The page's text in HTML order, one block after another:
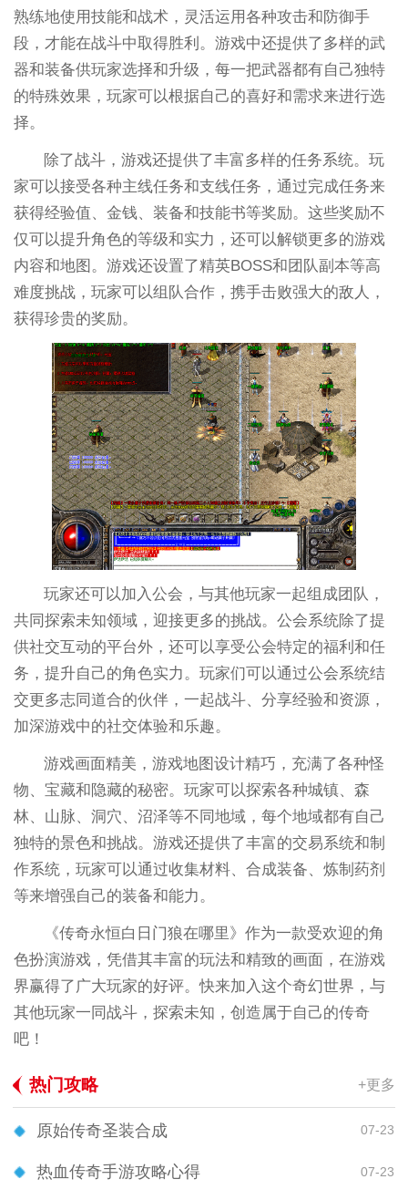
熟练地使用技能和战术，灵活运用各种攻击和防御手
段，才能在战斗中取得胜利。游戏中还提供了多样的武
器和装备供玩家选择和升级，每一把武器都有自己独特
的特殊效果，玩家可以根据自己的喜好和需求来进行选
择。
除了战斗，游戏还提供了丰富多样的任务系统。玩
家可以接受各种主线任务和支线任务，通过完成任务来
获得经验值、金钱、装备和技能书等奖励。这些奖励不
仅可以提升角色的等级和实力，还可以解锁更多的游戏
内容和地图。游戏还设置了精英BOSS和团队副本等高
难度挑战，玩家可以组队合作，携手击败强大的敌人，
获得珍贵的奖励。
玩家还可以加入公会，与其他玩家一起组成团队，
共同探索未知领域，迎接更多的挑战。公会系统除了提
供社交互动的平台外，还可以享受公会特定的福利和任
务，提升自己的角色实力。玩家们可以通过公会系统结
交更多志同道合的伙伴，一起战斗、分享经验和资源，
加深游戏中的社交体验和乐趣。
游戏画面精美，游戏地图设计精巧，充满了各种怪
物、宝藏和隐藏的秘密。玩家可以探索各种城镇、森
林、山脉、洞穴、沼泽等不同地域，每个地域都有自己
独特的景色和挑战。游戏还提供了丰富的交易系统和制
作系统，玩家可以通过收集材料、合成装备、炼制药剂
等来增强自己的装备和能力。
《传奇永恒白日门狼在哪里》作为一款受欢迎的角
色扮演游戏，凭借其丰富的玩法和精致的画面，在游戏
界赢得了广大玩家的好评。快来加入这个奇幻世界，与
其他玩家一同战斗，探索未知，创造属于自己的传奇
吧！
热门攻略 +更多
原始传奇圣装合成 07-23
热血传奇手游攻略心得 07-23